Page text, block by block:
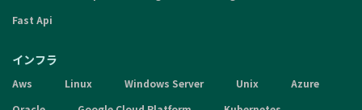
Fast Api
インフラ
Aws Linux Windows Server Unix
Azure